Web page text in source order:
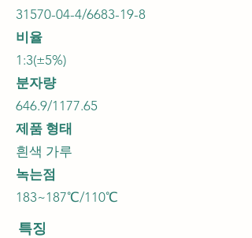
31570-04-4/6683-19-8
비율
1:3(±5%)
분자량
646.9/1177.65
제품 형태
흰색 가루
녹는점
183~187℃/110℃
특징